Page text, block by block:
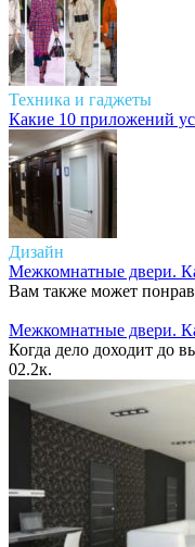
Техника и гаджеты
Какие 10 приложений
Дизайн
Межкомнатные двери.
Вам также может
Межкомнатные двери.
Когда дело доходит до
02.2к.